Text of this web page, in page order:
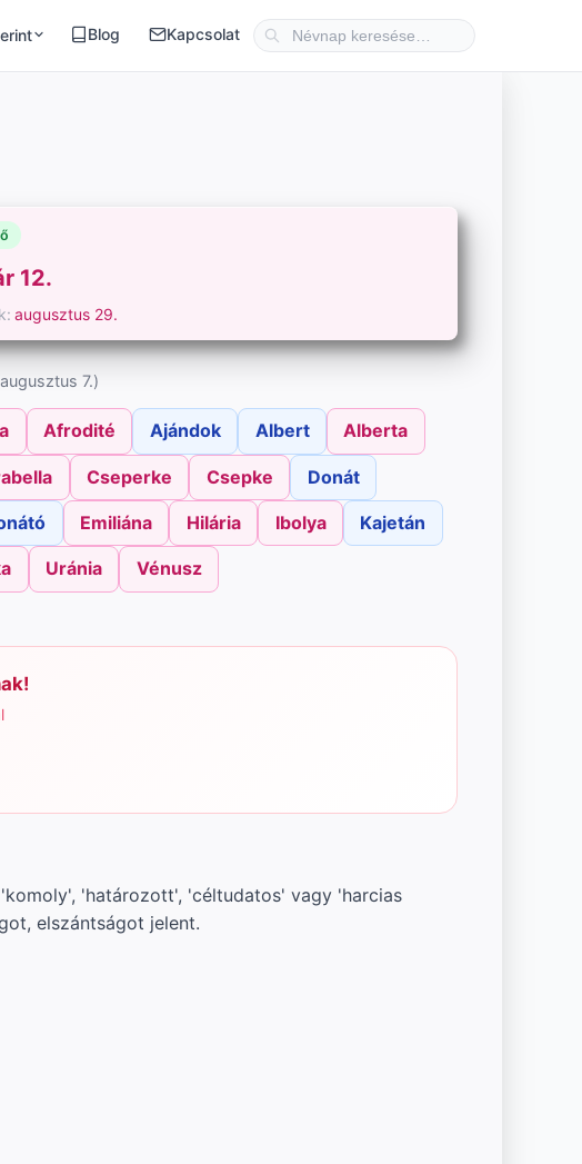
Blog Kapcsolat
12.
augusztus 29.
7.)
Afrodité Ajándok Albert Alberta
Cseperke Csepke Donát
Emiliána Hilária Ibolya Kajetán
Uránia Vénusz
'határozott', 'céltudatos' vagy 'harcias
elszántságot jelent.